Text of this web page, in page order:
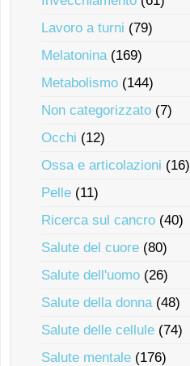
Lavoro a turni (79)
Melatonina(169)
Metabolismo (144)
Non categorizzato (7)
Occhi (12)
Ossa e articolazioni (16)
Pelle (11)
Ricerca sul cancro (40)
Salute del cuore (80)
Salute dell'uomo (26)
Salute della donna(48)
Salute delle cellule (74)
Salute mentale (176)